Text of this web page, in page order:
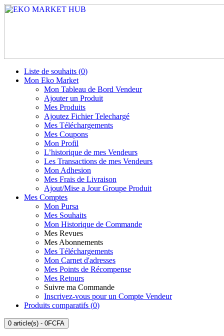
Liste de souhaits (0)
Mon Eko Market
Mon Tableau de Bord Vendeur
Ajouter un Produit
Mes Produits
Ajoutez Fichier Telechargé
Mes Téléchargements
Mes Coupons
Mon Profil
L’historique de mes Vendeurs
Les Transactions de mes Vendeurs
Mon Adhesion
Mes Frais de Livraison
Ajout/Mise a Jour Groupe Produit
Mes Comptes
Mon Pursa
Mes Souhaits
Mon Historique de Commande
Mes Revues
Mes Abonnements
Mes Téléchargements
Mon Carnet d'adresses
Mes Points de Récompense
Mes Retours
Suivre ma Commande
Inscrivez-vous pour un Compte Vendeur
Produits comparatifs (0)
0 article(s) - 0FCFA